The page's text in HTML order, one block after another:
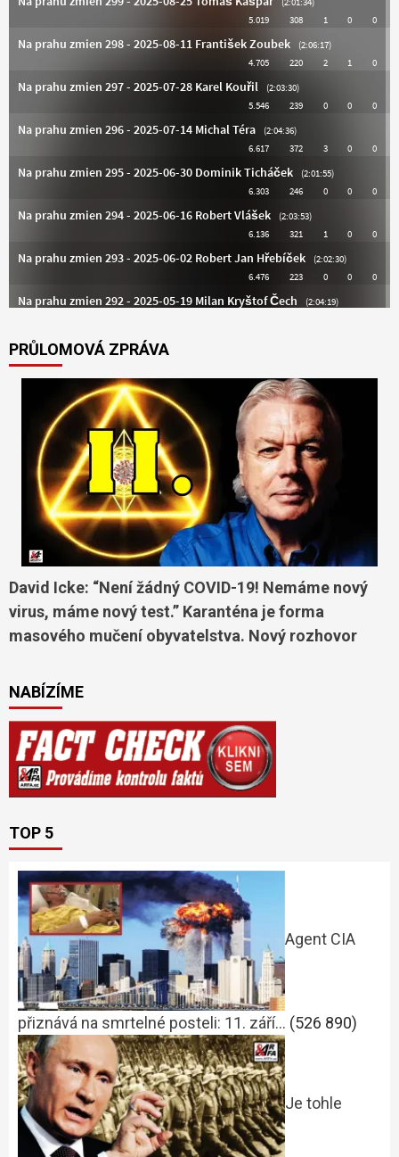
PRŮLOMOVÁ ZPRÁVA
David Icke: “Není žádný COVID-19! Nemáme nový
virus, máme nový test.” Karanténa je forma
masového mučení obyvatelstva. Nový rozhovor
NABÍZÍME
TOP 5
Agent CIA
přiznává na smrtelné posteli: 11. září… (526 890)
Je tohle